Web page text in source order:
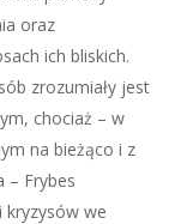
oraz
ich bliskich.
zrozumiały jest
chociaż – w
na bieżąco i z
– Frybes
kryzysów we